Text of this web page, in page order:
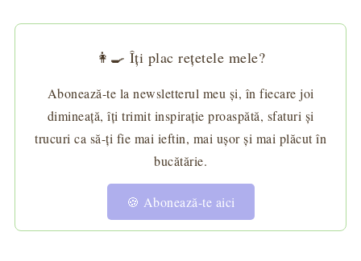
👩‍🍳 Îți plac rețetele mele?
Abonează-te la newsletterul meu și, în fiecare joi
dimineață, îți trimit inspirație proaspătă, sfaturi și
trucuri ca să-ți fie mai ieftin, mai ușor și mai plăcut în
bucătărie.
🍪 Abonează-te aici